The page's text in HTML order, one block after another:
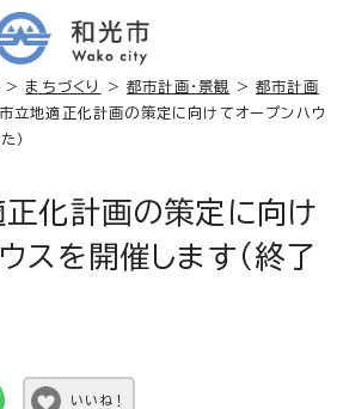
> まちづくり >都市計画・景観 >都市計画
立地適正化計画の策定に向けてオープンハウ
）
化計画の策定に向け
スを開催します（終了
いいね！